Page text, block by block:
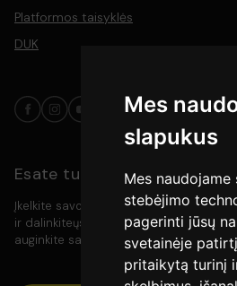
Mes
slapukus
Mes
stebėjimo
pagerinti jūsų
svetainėje
pritaikytą turinį
Platformos taisyklės
DUK
Esate turinio kūrėjas?
Įkelkite savo video turinį į platformą,
ir dalinkiteųs savo kūryba su meno
auginkite savo bendruomenę vienoje